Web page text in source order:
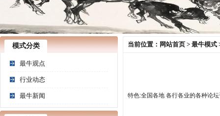
模式分类
最牛观点
行业动态
最牛新闻
当前位置： 网站首页 > 最牛模式
特色:全国各地 各行各业的各种论